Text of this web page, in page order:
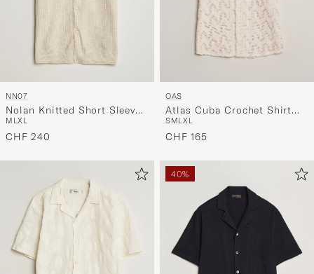
NN07
Nolan Knitted Short Sleeve
Shirt Ivory
M LXL
CHF 240
OAS
Atlas Cuba Crochet Shirt
Off White
SMLXL
CHF 165
40%